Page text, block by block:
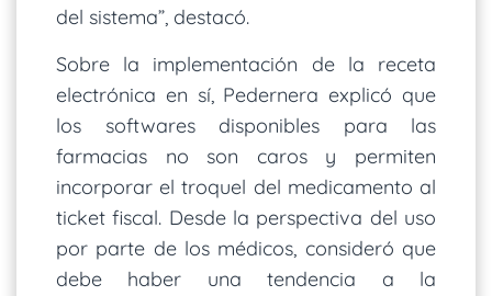
del sistema”, destacó.
Sobre la implementación de la receta
electrónica en sí, Pedernera explicó que
los softwares disponibles para las
farmacias no son caros y permiten
incorporar el troquel del medicamento al
ticket fiscal. Desde la perspectiva del uso
por parte de los médicos, consideró que
debe haber una tendencia a la